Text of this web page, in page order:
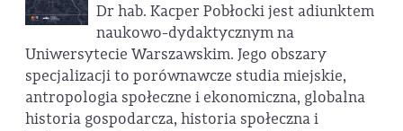
Dr hab. Kacper Pobłocki jest adiunktem
naukowo-dydaktycznym na
Uniwersytecie Warszawskim. Jego obszary
specjalizacji to porównawcze studia miejskie,
antropologia społeczne i ekonomiczna, globalna
historia gospodarcza, historia społeczna i